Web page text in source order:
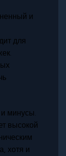
и
для
минусы.
высокой
хотя и